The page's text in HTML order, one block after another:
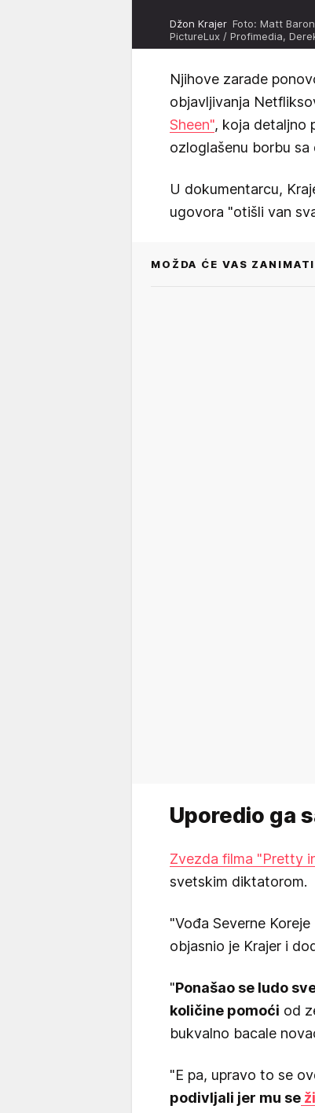
Džon Krajer Foto: Matt
PictureLux / Profimedia,
Njihove zarade
objavljivanja
Sheen", koja detaljno
ozloglašenu borbu
U dokumentarcu,
ugovora "otišli van
MOŽDA ĆE VAS ZANIMATI
Uporedio ga
Zvezda filma "Pretty
svetskim diktatorom.
"Vođa Severne
objasnio je Krajer i
"Ponašao se ludo
količine pomoći od
bukvalno bacale
"E pa, upravo to se
podivljali jer mu se